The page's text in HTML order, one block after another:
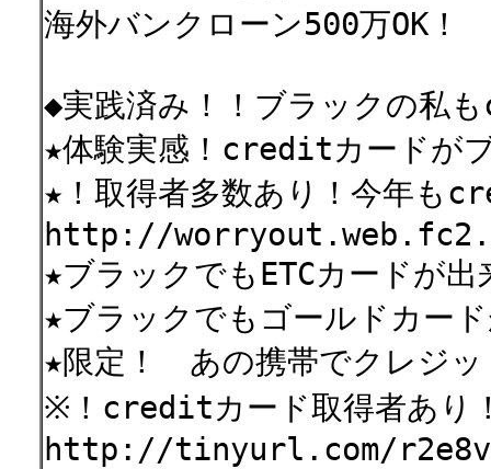
海外バンクローン500万OK！
◆実践済み！！ブラックの私
★体験実感！creditカードが
★！取得者多数あり！今年も
http://
★ブラックでもETCカードが
★ブラックでもゴールドカー
★限定！ あの携帯でクレジッ
※！creditカード取得者あり
http://tinyurl.com/